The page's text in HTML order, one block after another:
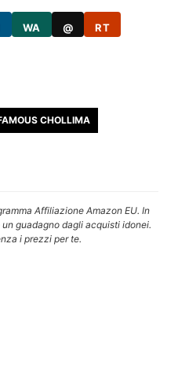
WA @ RT
CHOLLIMA
Affiliazione Amazon EU. In
guadagno dagli acquisti idonei.
i prezzi per te.